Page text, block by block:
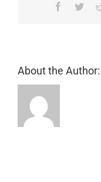
Facebook
About the Author: